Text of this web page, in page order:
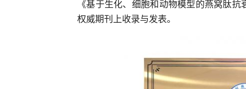
《基于生化、细胞和动物模型的燕窝肽
权威期刊上收录与发表。